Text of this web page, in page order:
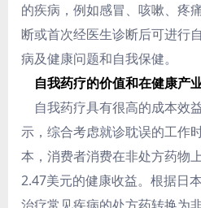
的疾病，例如感冒、咳嗽、疼
断或首次经医生诊断后可进行
病及健康问题和自我保健。
自我药疗的价值和在健康产
自我药疗具有很高的成本效
示，综合考虑就诊耽误的工作
本，消费者消费在非处方药物
2.47美元的健康收益。根据日